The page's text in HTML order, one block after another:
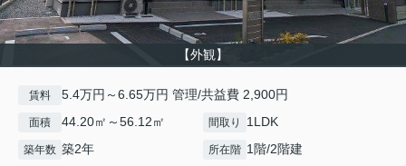
【外観】
賃料 5.4万円～6.65万円 管理/共益費 2,900円
面積 44.20㎡～56.12㎡ 間取り 1LDK
築年数 築2年 所在階 1階/2階建